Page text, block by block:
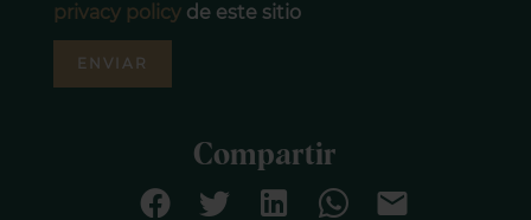
privacy policyde este sitio
ENVIAR
Compartir